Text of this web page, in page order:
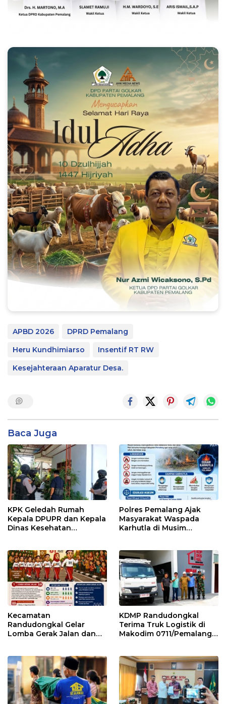
APBD 2026
DPRD Pemalang
Heru Kundhimiarso
Insentif RT RW
Kesejahteraan Aparatur Desa.
Baca Juga
KPK Geledah Rumah
Kepala DPUPR dan Kepala
Dinas Kesehatan
Polres Pemalang Ajak
Masyarakat Waspada
Karhutla di Musim
Kecamatan
Randudongkal Gelar
Lomba Gerak Jalan dan
KDMP Randudongkal
Terima Truk Logistik di
Makodim 0711/Pemalang